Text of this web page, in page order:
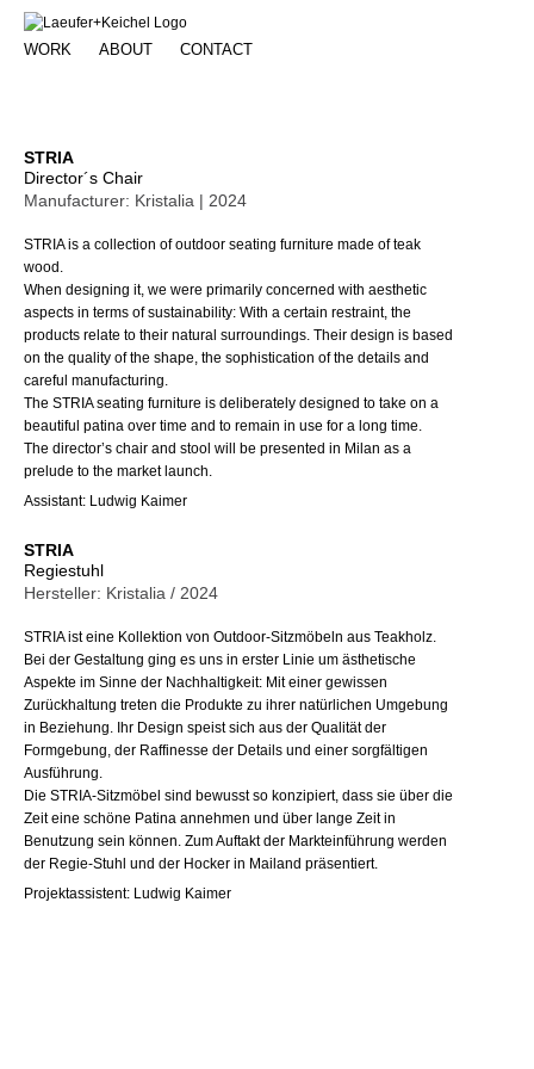
WORK ABOUT CONTACT
STRIA
Director´s Chair
Manufacturer: Kristalia | 2024
STRIA is a collection of outdoor seating furniture made of teak
wood.
When designing it, we were primarily concerned with aesthetic
aspects in terms of sustainability: With a certain restraint, the
products relate to their natural surroundings. Their design is based
on the quality of the shape, the sophistication of the details and
careful manufacturing.
The STRIA seating furniture is deliberately designed to take on a
beautiful patina over time and to remain in use for a long time.
The director’s chair and stool will be presented in Milan as a
prelude to the market launch.
Assistant: Ludwig Kaimer
STRIA
Regiestuhl
Hersteller: Kristalia / 2024
STRIA ist eine Kollektion von Outdoor-Sitzmöbeln aus Teakholz.
Bei der Gestaltung ging es uns in erster Linie um ästhetische
Aspekte im Sinne der Nachhaltigkeit: Mit einer gewissen
Zurückhaltung treten die Produkte zu ihrer natürlichen Umgebung
in Beziehung. Ihr Design speist sich aus der Qualität der
Formgebung, der Raffinesse der Details und einer sorgfältigen
Ausführung.
Die STRIA-Sitzmöbel sind bewusst so konzipiert, dass sie über die
Zeit eine schöne Patina annehmen und über lange Zeit in
Benutzung sein können. Zum Auftakt der Markteinführung werden
der Regie-Stuhl und der Hocker in Mailand präsentiert.
Projektassistent: Ludwig Kaimer